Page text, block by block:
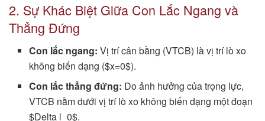
2. Sự Khác Biệt Giữa Con Lắc Ngang và
Thẳng Đứng
Con lắc ngang: Vị trí cân bằng (VTCB) là vị trí lò xo
không biến dạng ($x=0$).
Con lắc thẳng đứng: Do ảnh hưởng của trọng lực,
VTCB nằm dưới vị trí lò xo không biến dạng một đoạn
$Delta l_0$.